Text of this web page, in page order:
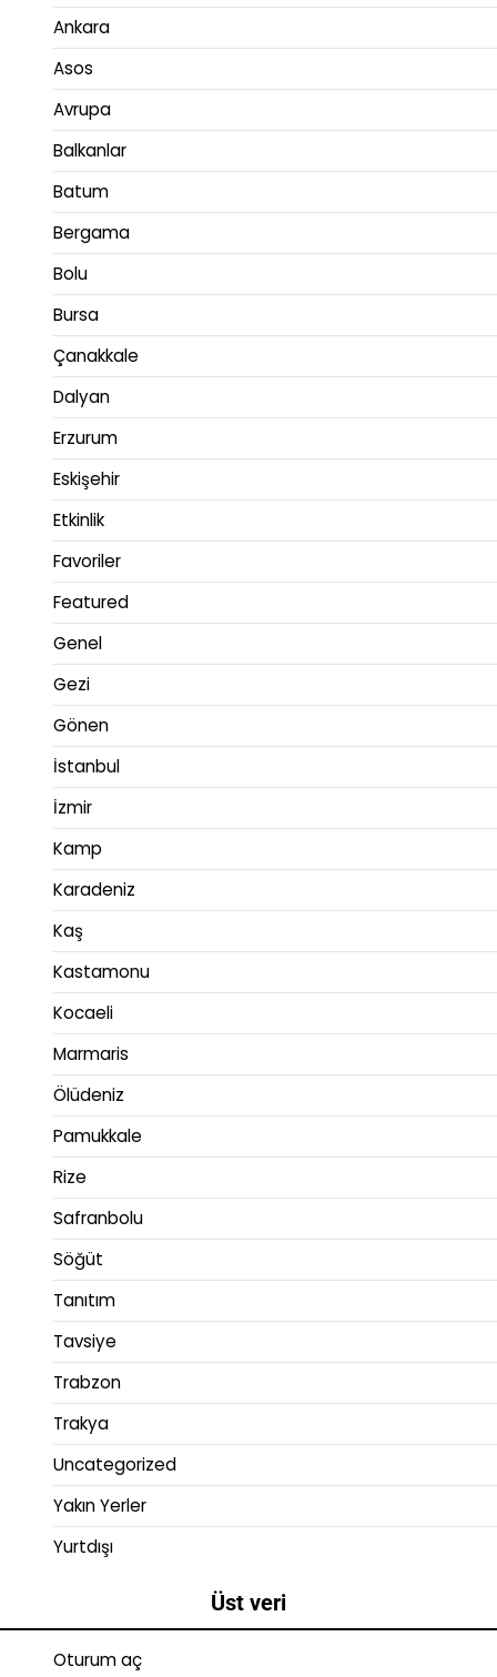
Ankara
Asos
Avrupa
Balkanlar
Batum
Bergama
Bolu
Bursa
Çanakkale
Dalyan
Erzurum
Eskişehir
Etkinlik
Favoriler
Featured
Genel
Gezi
Gönen
İstanbul
İzmir
Kamp
Karadeniz
Kaş
Kastamonu
Kocaeli
Marmaris
Ölüdeniz
Pamukkale
Rize
Safranbolu
Söğüt
Tanıtım
Tavsiye
Trabzon
Trakya
Uncategorized
Yakın Yerler
Yurtdışı
Üst veri
Oturum aç